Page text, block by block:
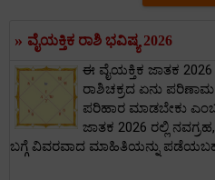
» ವೈಯಕ್ತಿಕ ರಾಶಿ ಭವಿಷ್ಯ 2026
ಈ ವೈಯಕ್ತಿಕ ಜಾತಕ 2026
ರಾಶಿಚಕ್ರದ ಏನು ಪರಿಣಾಮ
ಪರಿಹಾರ ಮಾಡಬೇಕು
ಜಾತಕ 2026 ರಲ್ಲಿ
ಬಗ್ಗೆ ವಿವರವಾದ ಮಾಹಿತಿಯನ್ನು